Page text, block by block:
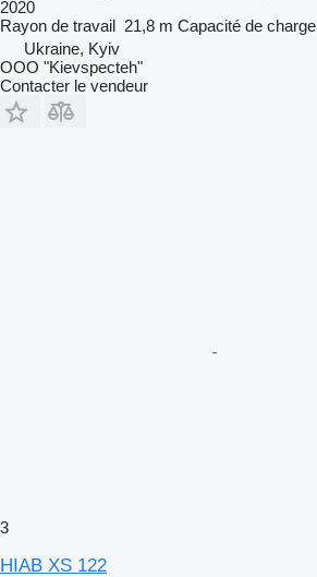
2020
Rayon de travail 21,8 m Capacité de charge
Ukraine, Kyiv
OOO "Kievspecteh"
Contacter le vendeur
3
HIAB XS 122